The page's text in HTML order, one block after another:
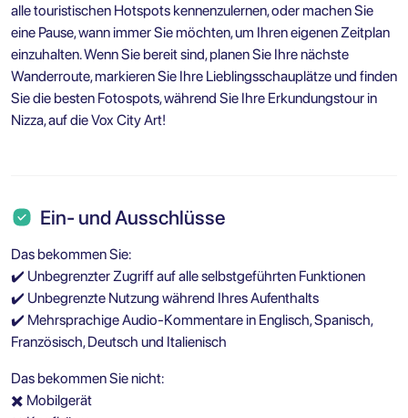
alle touristischen Hotspots kennenzulernen, oder machen Sie
eine Pause, wann immer Sie möchten, um Ihren eigenen Zeitplan
einzuhalten. Wenn Sie bereit sind, planen Sie Ihre nächste
Wanderroute, markieren Sie Ihre Lieblingsschauplätze und finden
Sie die besten Fotospots, während Sie Ihre Erkundungstour in
Nizza, auf die Vox City Art!
Ein- und Ausschlüsse
Das bekommen Sie:
✔️ Unbegrenzter Zugriff auf alle selbstgeführten Funktionen
✔️ Unbegrenzte Nutzung während Ihres Aufenthalts
✔️ Mehrsprachige Audio-Kommentare in Englisch, Spanisch,
Französisch, Deutsch und Italienisch
Das bekommen Sie nicht:
✖️ Mobilgerät